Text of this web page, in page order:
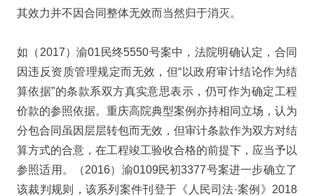
其效力并不因合同整体无效而当然归于消灭。
如（2017）渝01民终5550号案中，法院明确认定，合同
因违反资质管理规定而无效，但“以政府审计结论作为结
算依据”的条款系双方真实意思表示，仍可作为确定工程
价款的参照依据。重庆高院典型案例亦持相同立场，认为
分包合同虽因层层转包而无效，但审计条款作为双方对结
算方式的合意，在工程竣工验收合格的前提下，应当予以
参照适用。（2016）渝0109民初3377号案进一步确立了
该裁判规则，该系列案件刊登于《人民司法·案例》2018